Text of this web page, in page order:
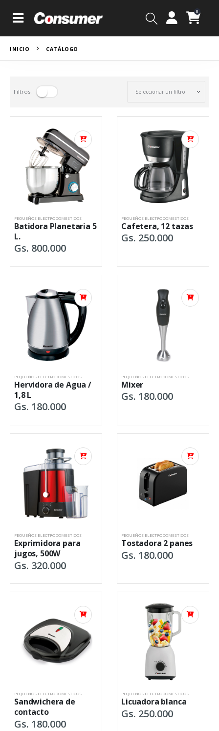
0
INICIO CATÁLOGO
Filtros:
PEQUEÑOS ELECTRODOMESTICOS
Batidora Planetaria 5
L.
Gs. 800.000
PEQUEÑOS ELECTRODOMESTICOS
Cafetera, 12 tazas
Gs. 250.000
PEQUEÑOS ELECTRODOMESTICOS
Hervidora de Agua /
1,8 L
Gs. 180.000
PEQUEÑOS ELECTRODOMESTICOS
Mixer
Gs. 180.000
PEQUEÑOS ELECTRODOMESTICOS
Exprimidora para
jugos, 500W
Gs. 320.000
PEQUEÑOS ELECTRODOMESTICOS
Tostadora 2 panes
Gs. 180.000
PEQUEÑOS ELECTRODOMESTICOS
Sandwichera de
contacto
Gs. 180.000
PEQUEÑOS ELECTRODOMESTICOS
Licuadora blanca
Gs. 250.000